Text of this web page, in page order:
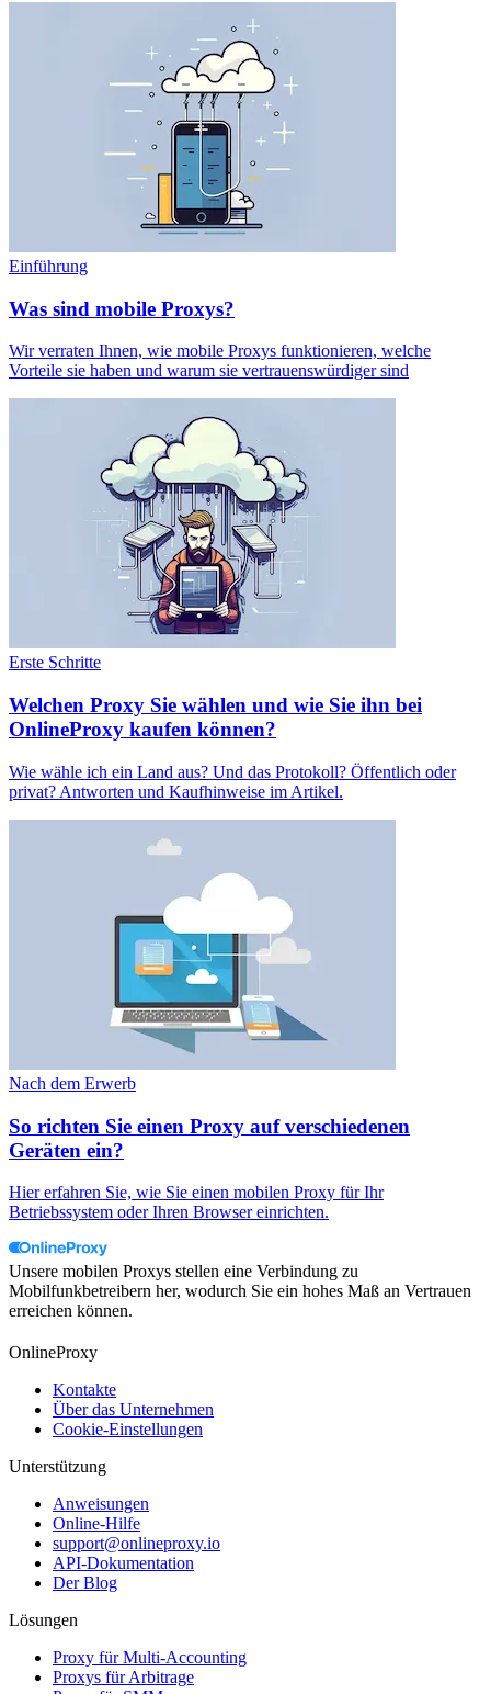
Einführung
Was sind mobile Proxys?
Wir verraten Ihnen, wie mobile Proxys funktionieren, welche
Vorteile sie haben und warum sie vertrauenswürdiger sind
Erste Schritte
Welchen Proxy Sie wählen und wie Sie ihn bei
OnlineProxy kaufen können?
Wie wähle ich ein Land aus? Und das Protokoll? Öffentlich oder
privat? Antworten und Kaufhinweise im Artikel.
Nach dem Erwerb
So richten Sie einen Proxy auf verschiedenen
Geräten ein?
Hier erfahren Sie, wie Sie einen mobilen Proxy für Ihr
Betriebssystem oder Ihren Browser einrichten.
Unsere mobilen Proxys stellen eine Verbindung zu
Mobilfunkbetreibern her, wodurch Sie ein hohes Maß an Vertrauen
erreichen können.
OnlineProxy
Kontakte
Über das Unternehmen
Cookie-Einstellungen
Unterstützung
Anweisungen
Online-Hilfe
support@onlineproxy.io
API-Dokumentation
Der Blog
Lösungen
Proxy für Multi-Accounting
Proxys für Arbitrage